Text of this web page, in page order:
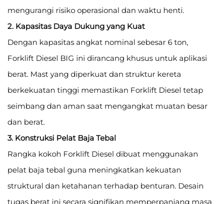
mengurangi risiko operasional dan waktu henti.
2. Kapasitas Daya Dukung yang Kuat
Dengan kapasitas angkat nominal sebesar 6 ton,
Forklift Diesel BIG ini dirancang khusus untuk aplikasi
berat. Mast yang diperkuat dan struktur kereta
berkekuatan tinggi memastikan Forklift Diesel tetap
seimbang dan aman saat mengangkat muatan besar
dan berat.
3. Konstruksi Pelat Baja Tebal
Rangka kokoh Forklift Diesel dibuat menggunakan
pelat baja tebal guna meningkatkan kekuatan
struktural dan ketahanan terhadap benturan. Desain
tugas berat ini secara signifikan memperpanjang masa